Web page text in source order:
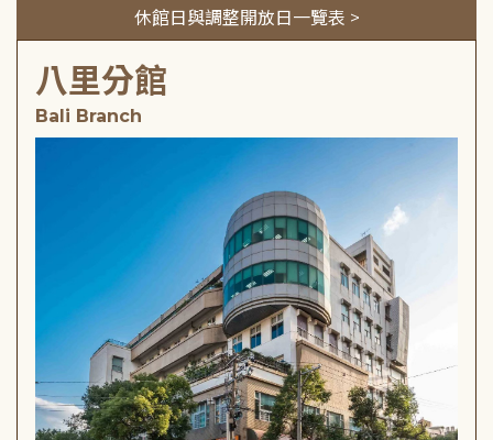
休館日與調整開放日一覽表 >
八里分館
Bali Branch